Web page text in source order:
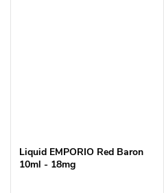
Liquid EMPORIO Red Baron
10ml - 18mg